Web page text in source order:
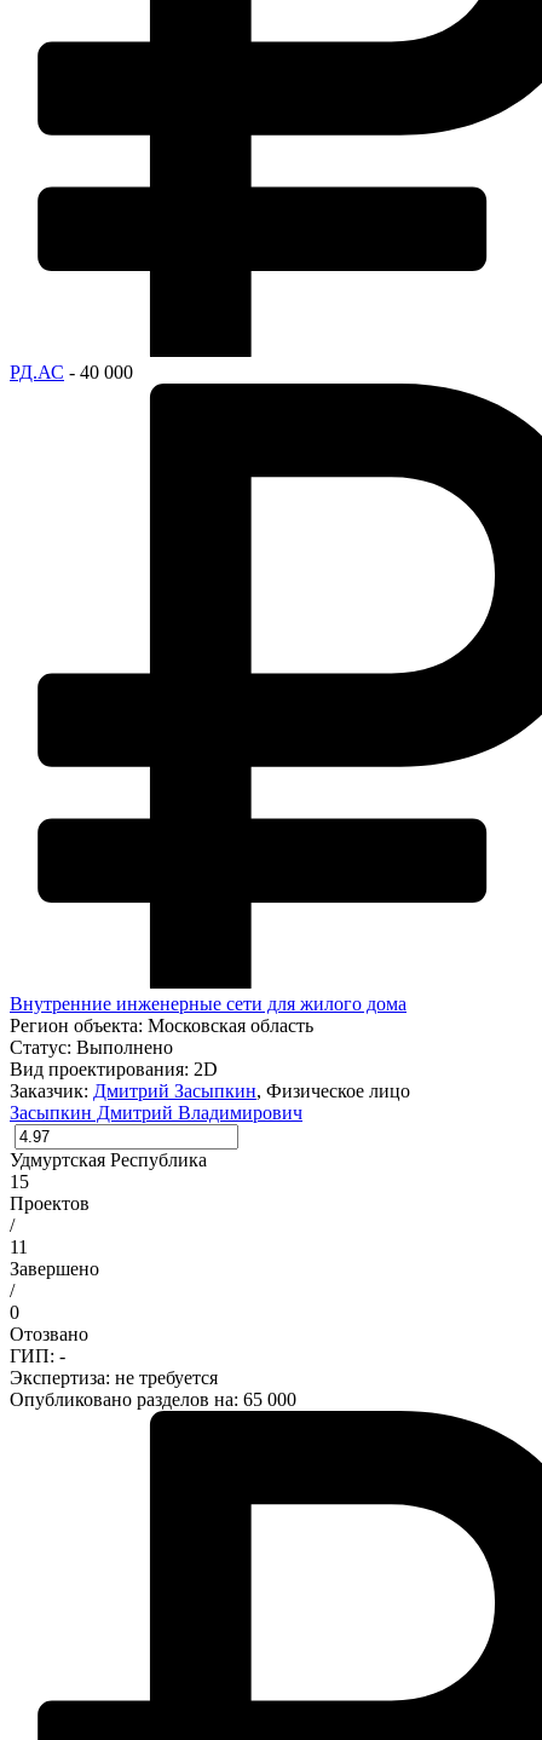
РД.АС - 40 000
Внутренние инженерные сети для жилого дома
Регион объекта: Московская область
Статус: Выполнено
Вид проектирования: 2D
Заказчик: Дмитрий Засыпкин, Физическое лицо
Засыпкин Дмитрий Владимирович
Удмуртская Республика
15
Проектов
/
11
Завершено
/
0
Отозвано
ГИП: -
Экспертиза: не требуется
Опубликовано разделов на: 65 000